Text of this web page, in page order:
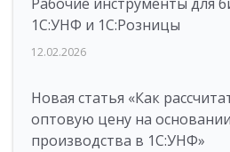
1С:УНФ и 1С:Розницы
12.02.2026
Новая статья «Как
оптовую цену на
производства в 1С:УНФ»